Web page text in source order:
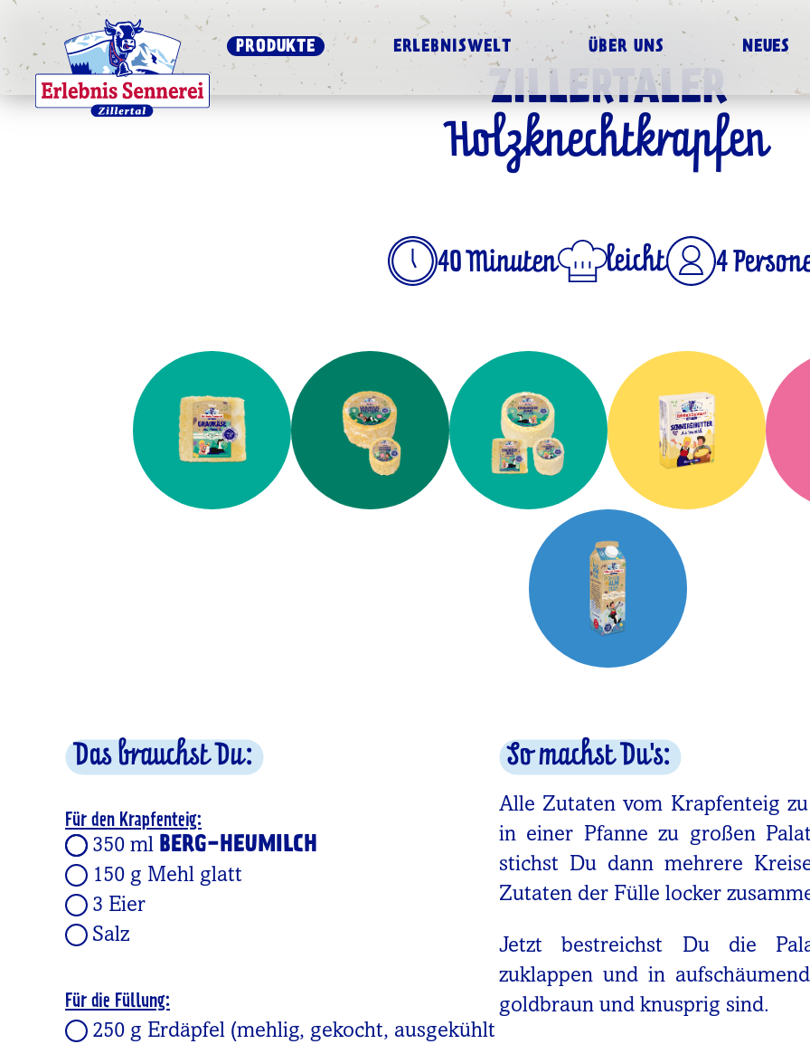
PRODUKTE ERLEBNISWELT ÜBER UNS NEUES
ZILLERTALER
Holzknechtkrapfen
40 Minuten leicht 4
Das brauchst Du:
Für den Krapfenteig:
350 ml BERG-HEUMILCH
150 g Mehl glatt
3 Eier
Salz
Für die Füllung:
250 g Erdäpfel (mehlig, gekocht, ausgekühlt
So machst Du's:
Alle Zutaten vom Krapfenteig
in einer Pfanne zu großen
stichst Du dann mehrere
Zutaten der Fülle locker
Jetzt bestreichst Du die
zuklappen und in
goldbraun und knusprig sind.